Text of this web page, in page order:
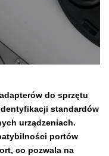
do sprzętu
standardów
urządzeniach.
portów
co pozwala na